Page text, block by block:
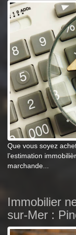
Que vous soyez
l’estimation
marchande...
Immobilier
sur-Mer :